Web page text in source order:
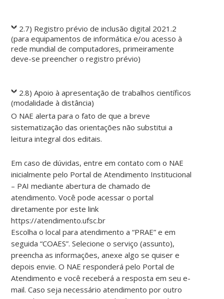
2.7) Registro prévio de inclusão digital 2021.2
(para equipamentos de informática e/ou acesso à
rede mundial de computadores, primeiramente
deve-se preencher o registro prévio)
2.8) Apoio à apresentação de trabalhos científicos
(modalidade à distância)
O NAE alerta para o fato de que a breve
sistematização das orientações não substitui a
leitura integral dos editais.
Em caso de dúvidas, entre em contato com o NAE
inicialmente pelo Portal de Atendimento Institucional
– PAI mediante abertura de chamado de
atendimento. Você pode acessar o portal
diretamente por este link
https://atendimento.ufsc.br
Escolha o local para atendimento a “PRAE” e em
seguida “COAES”. Selecione o serviço (assunto),
preencha as informações, anexe algo se quiser e
depois envie. O NAE responderá pelo Portal de
Atendimento e você receberá a resposta em seu e-
mail. Caso seja necessário atendimento por outro